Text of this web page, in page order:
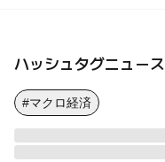
ハッシュタグニュース
#マクロ経済